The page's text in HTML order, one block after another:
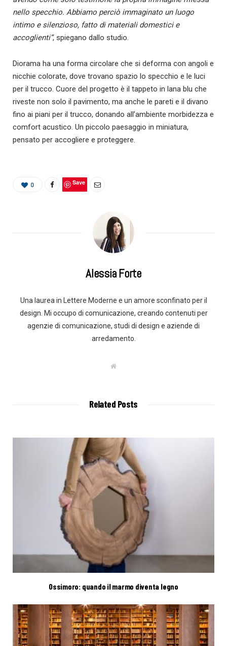
nello specchio. Abbiamo perciò immaginato un luogo
intimo e silenzioso, fatto di materiali domestici e
accoglienti”, spiegano dallo studio.
Diorama ha una forma circolare che si deforma con angoli e
nicchie colorate, dove trovano spazio lo specchio e le luci
per il trucco. Cuore del progetto è il tappeto in lana blu che
riveste non solo il pavimento, ma anche le pareti e il divano
fino ai piani per il trucco, donando all’ambiente morbidezza e
comfort acustico. Un piccolo paesaggio in miniatura,
pensato per accogliere e proteggere.
0 Save
Alessia Forte
Una laurea in Lettere Moderne e un amore sconfinato per il
design. Mi occupo di comunicazione, creando contenuti per
agenzie di comunicazione, studi di design e aziende di
arredamento.
W
Related Posts
Ossimoro: quando il marmo diventa legno